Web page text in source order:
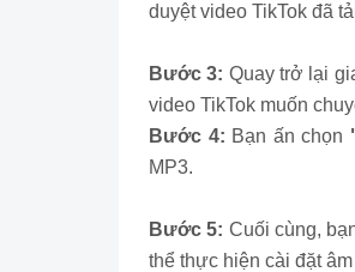
duyệt video TikTok đã
Bước 3: Quay trở lại
video TikTok muốn
Bước 4: Bạn ấn chọn
MP3.
Bước 5: Cuối cùng,
thể thực hiện cài đặt